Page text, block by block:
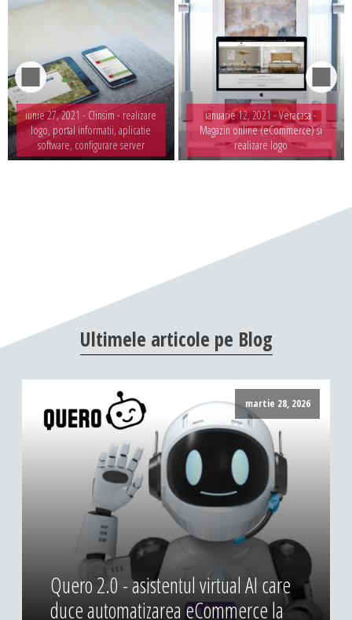
iunie 27, 2021 - Clinsim - realizare
logo, portal informatii, aplicatie
software, configurare server
ianuarie 12, 2021 -Veracasa -
Magazin online (eCommerce) si
realizare logo
Ultimele articole pe Blog
martie 28, 2026
Quero 2.0 - asistentul virtual AI care
duce automatizarea eCommerce la